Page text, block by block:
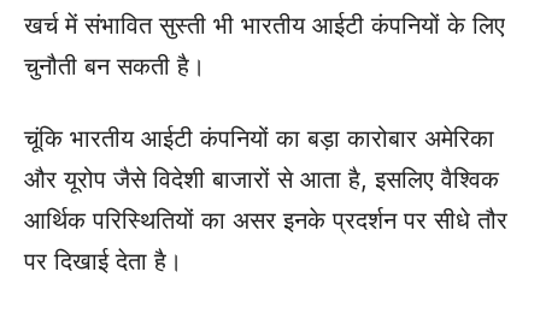
खर्च में संभावित सुस्ती भी भारतीय आईटी कंपनियों के लिए
चुनौती बन सकती है।
चूंकि भारतीय आईटी कंपनियों का बड़ा कारोबार अमेरिका
और यूरोप जैसे विदेशी बाजारों से आता है, इसलिए वैश्विक
आर्थिक परिस्थितियों का असर इनके प्रदर्शन पर सीधे तौर
पर दिखाई देता है।